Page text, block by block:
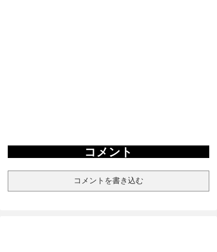
コメント
コメントを書き込む